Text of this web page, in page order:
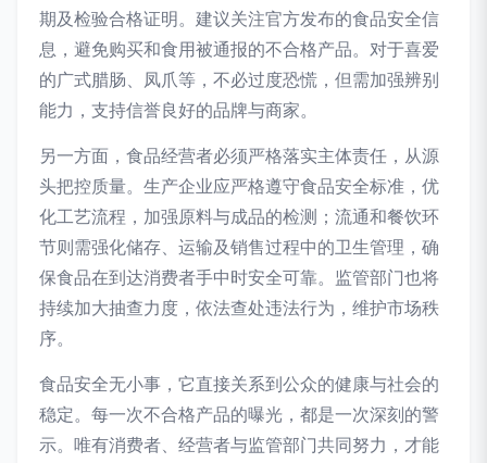
期及检验合格证明。建议关注官方发布的食品安全信
息，避免购买和食用被通报的不合格产品。对于喜爱
的广式腊肠、凤爪等，不必过度恐慌，但需加强辨别
能力，支持信誉良好的品牌与商家。
另一方面，食品经营者必须严格落实主体责任，从源
头把控质量。生产企业应严格遵守食品安全标准，优
化工艺流程，加强原料与成品的检测；流通和餐饮环
节则需强化储存、运输及销售过程中的卫生管理，确
保食品在到达消费者手中时安全可靠。监管部门也将
持续加大抽查力度，依法查处违法行为，维护市场秩
序。
食品安全无小事，它直接关系到公众的健康与社会的
稳定。每一次不合格产品的曝光，都是一次深刻的警
示。唯有消费者、经营者与监管部门共同努力，才能